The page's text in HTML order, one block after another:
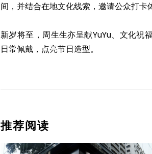
间，并结合在地文化线索，邀请公众打卡
新岁将至，周生生亦呈献YuYu、文化
日常佩戴，点亮节日造型。
推荐阅读